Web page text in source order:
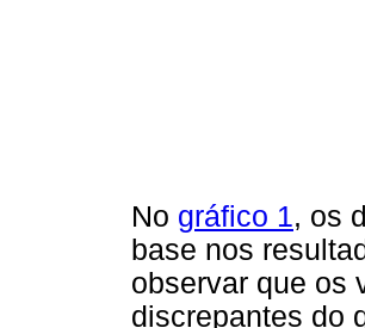
No gráfico 1, os
base nos
observar que os
discrepantes do